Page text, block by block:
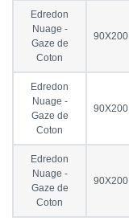
Edredon
Nuage -
Gaze de
Coton
90X200
Edredon
Nuage -
Gaze de
Coton
90X200
Edredon
Nuage -
Gaze de
Coton
90X200